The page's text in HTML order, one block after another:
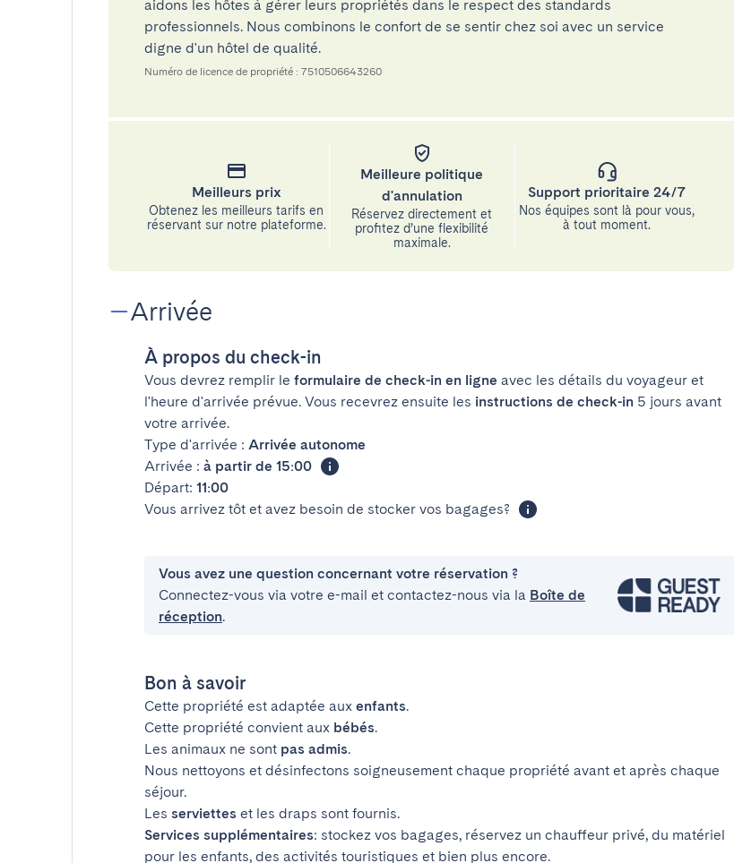
aidons les hôtes à gérer leurs propriétés dans le respect des standards
professionnels. Nous combinons le confort de se sentir chez soi avec un service
digne d'un hôtel de qualité.
Numéro de licence de propriété : 7510506643260
Meilleurs prix
Obtenez les meilleurs tarifs en
réservant sur notre plateforme.
Meilleure politique
d'annulation
Réservez directement et
profitez d’une flexibilité
maximale.
Support prioritaire 24/7
Nos équipes sont là pour vous,
à tout moment.
Arrivée
À propos du check-in
Vous devrez remplir le formulaire de check-in en ligne avec les détails du voyageur et
l'heure d'arrivée prévue. Vous recevrez ensuite les instructions de check-in 5 jours avant
votre arrivée.
Type d'arrivée : Arrivée autonome
Arrivée : à partir de 15:00
Départ: 11:00
Vous arrivez tôt et avez besoin de stocker vos bagages?
Vous avez une question concernant votre réservation ?
Connectez-vous via votre e-mail et contactez-nous via la Boîte de
réception.
Bon à savoir
Cette propriété est adaptée aux enfants.
Cette propriété convient aux bébés.
Les animaux ne sont pas admis.
Nous nettoyons et désinfectons soigneusement chaque propriété avant et après chaque
séjour.
Les serviettes et les draps sont fournis.
Services supplémentaires: stockez vos bagages, réservez un chauffeur privé, du matériel
pour les enfants, des activités touristiques et bien plus encore.